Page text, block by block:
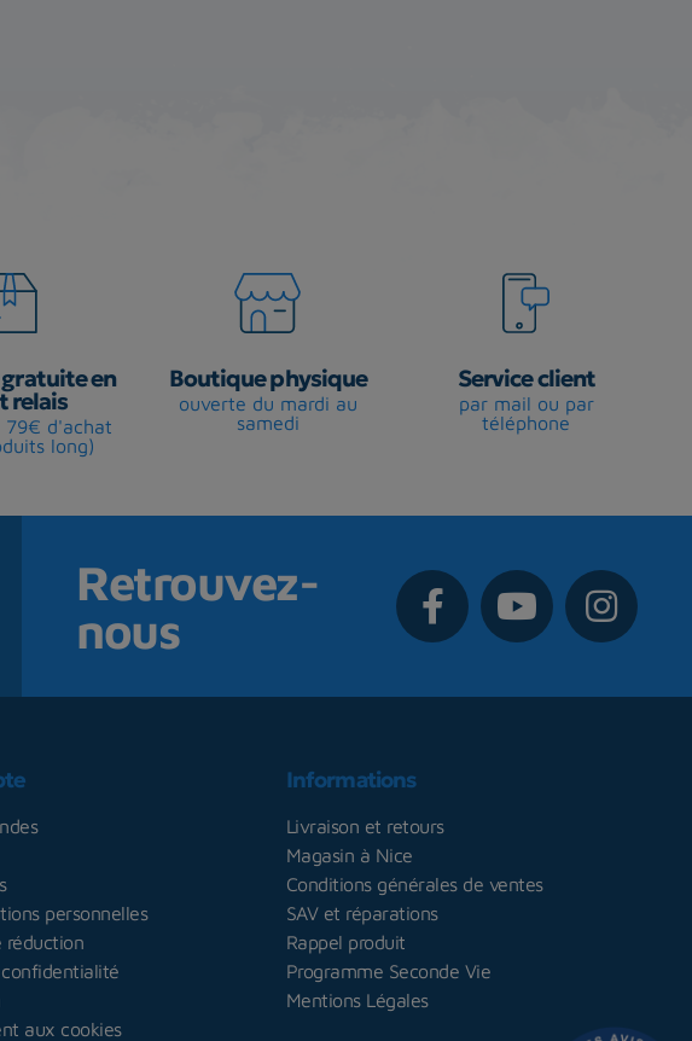
en
relais
79€ d'achat
long)
Boutique physique
ouverte du mardi au
samedi
Service client
par mail ou par
téléphone
Retrouvez-
nous
personnelles
réduction
aux cookies
Informations
Livraison et retours
Magasin à Nice
Conditions générales de ventes
SAV et réparations
Rappel produit
Programme Seconde Vie
Mentions Légales